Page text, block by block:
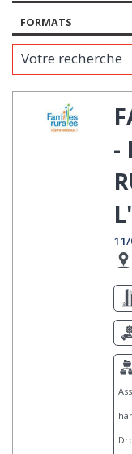
FORMATS
Votre recherche
-